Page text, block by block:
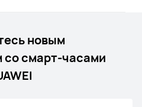
новым
смарт-часами